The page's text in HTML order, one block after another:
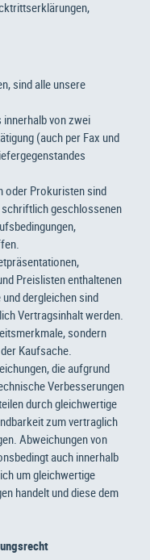
sind alle unsere
innerhalb von zwei
(auch per Fax und
oder Prokuristen sind
geschlossenen
Preislisten enthaltenen
dergleichen sind
Vertragsinhalt werden.
sondern
Kaufsache.
die aufgrund
Verbesserungen
durch gleichwertige
zum vertraglich
Abweichungen von
auch innerhalb
um gleichwertige
handelt und diese dem